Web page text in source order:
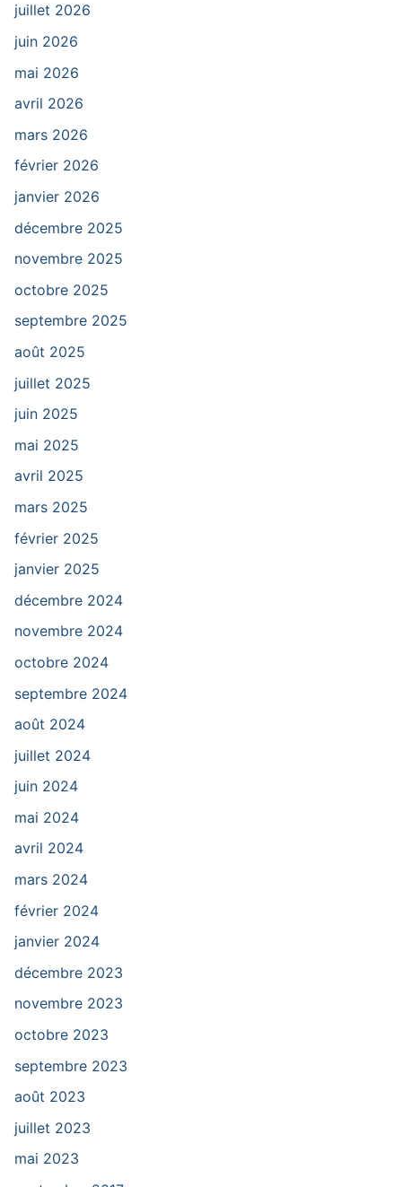
juillet 2026
juin 2026
mai 2026
avril 2026
mars 2026
février 2026
janvier 2026
décembre 2025
novembre 2025
octobre 2025
septembre 2025
août 2025
juillet 2025
juin 2025
mai 2025
avril 2025
mars 2025
février 2025
janvier 2025
décembre 2024
novembre 2024
octobre 2024
septembre 2024
août 2024
juillet 2024
juin 2024
mai 2024
avril 2024
mars 2024
février 2024
janvier 2024
décembre 2023
novembre 2023
octobre 2023
septembre 2023
août 2023
juillet 2023
mai 2023